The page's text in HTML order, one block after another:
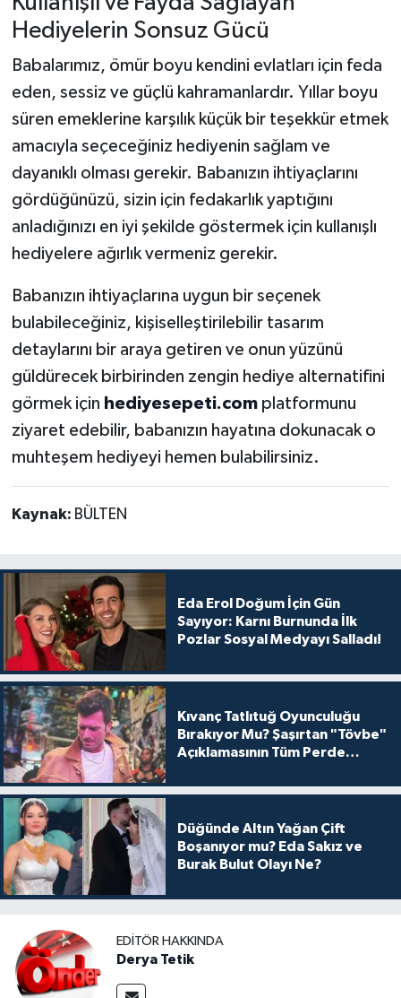
Hediyelerin Sonsuz Gücü
Babalarımız, ömür boyu kendini evlatları için feda
eden, sessiz ve güçlü kahramanlardır. Yıllar boyu
süren emeklerine karşılık küçük bir teşekkür etmek
amacıyla seçeceğiniz hediyenin sağlam ve
dayanıklı olması gerekir. Babanızın ihtiyaçlarını
gördüğünüzü, sizin için fedakarlık yaptığını
anladığınızı en iyi şekilde göstermek için kullanışlı
hediyelere ağırlık vermeniz gerekir.
Babanızın ihtiyaçlarına uygun bir seçenek
bulabileceğiniz, kişiselleştirilebilir tasarım
detaylarını bir araya getiren ve onun yüzünü
güldürecek birbirinden zengin hediye alternatifini
görmek için hediyesepeti.complatformunu
ziyaret edebilir, babanızın hayatına dokunacak o
muhteşem hediyeyi hemen bulabilirsiniz.
Kaynak: BÜLTEN
Eda Erol Doğum İçin Gün
Sayıyor: Karnı Burnunda İlk
Pozlar Sosyal Medyayı Salladı!
Kıvanç Tatlıtuğ Oyunculuğu
Bırakıyor Mu? Şaşırtan "Tövbe"
Açıklamasının Tüm Perde
Düğünde Altın Yağan Çift
Boşanıyor mu? Eda Sakız ve
Burak Bulut Olayı Ne?
EDITÖR HAKKINDA
Derya Tetik